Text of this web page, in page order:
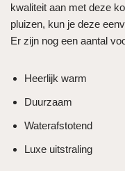
kwaliteit aan met deze
pluizen, kun je deze
Er zijn nog een aantal
Heerlijk warm
Duurzaam
Waterafstotend
Luxe uitstraling